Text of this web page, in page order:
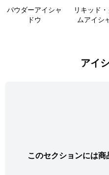
パウダーアイシャ
ドウ
リキッド
ムアイシ
アイ
このセクションには